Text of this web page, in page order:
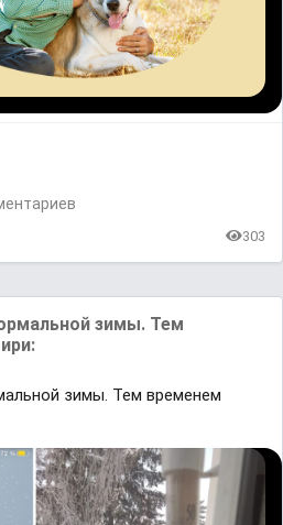
303
зимы. Тем
зимы. Тем временем